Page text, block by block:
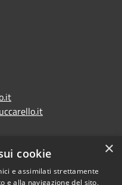
×
cookie
e assimilati strettamente
e alla navigazione del sito,